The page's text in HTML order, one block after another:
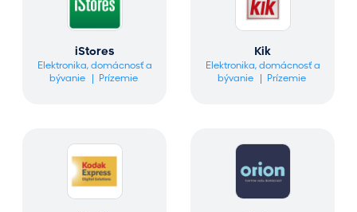
iStores
Elektronika, domácnosť a
bývanie
Prízemie
Kik
Elektronika, domácnosť a
bývanie
Prízemie